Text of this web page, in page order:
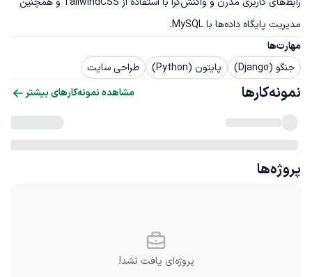
مدیریت پایگاه داده‌ها با MySQL.
مهارت‌ها
جنگو (Django)
پایتون (Python) طراحی سایت
نمونه‌کارها مشاهده نمونه‌کارهای بیشتر
پروژه‌ها
پروژه‌ای یافت نشد!